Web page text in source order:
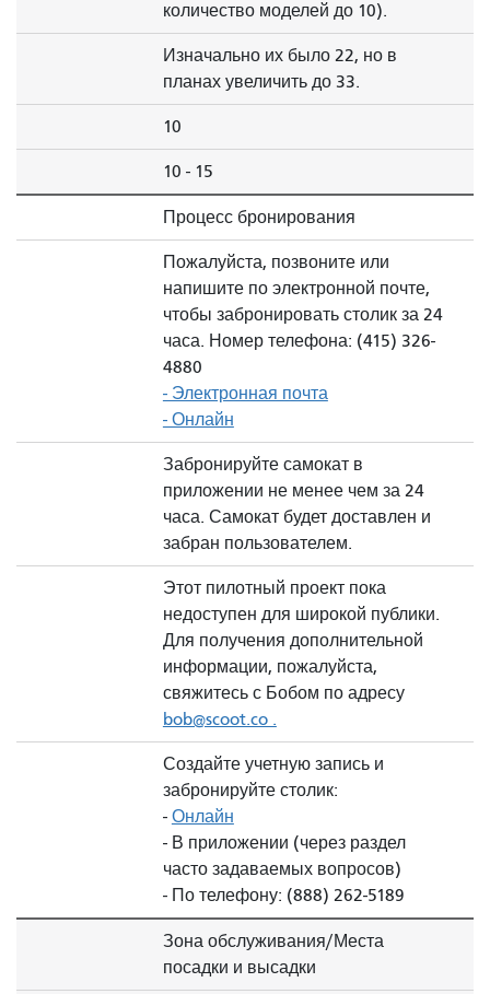
количество моделей до 10).
Изначально их было 22, но в
планах увеличить до 33.
10
10 - 15
Процесс бронирования
Пожалуйста, позвоните или
напишите по электронной почте,
чтобы забронировать столик за 24
часа. Номер телефона: (415) 326-
4880
- Электронная почта
- Онлайн
Забронируйте самокат в
приложении не менее чем за 24
часа. Самокат будет доставлен и
забран пользователем.
Этот пилотный проект пока
недоступен для широкой публики.
Для получения дополнительной
информации, пожалуйста,
свяжитесь с Бобом по адресу
bob@scoot.co .
Создайте учетную запись и
забронируйте столик:
- Онлайн
- В приложении (через раздел
часто задаваемых вопросов)
- По телефону: (888) 262-5189
Зона обслуживания/Места
посадки и высадки